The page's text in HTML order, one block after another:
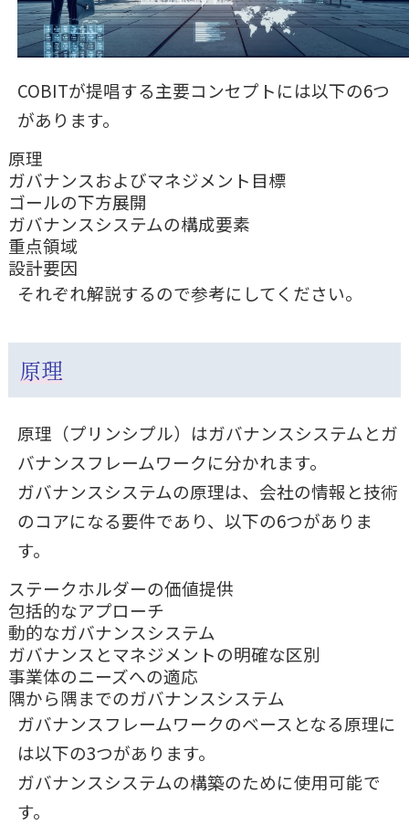
COBITが提唱する主要コンセプトには以下の6つ
があります。
原理
ガバナンスおよびマネジメント目標
ゴールの下方展開
ガバナンスシステムの構成要素
重点領域
設計要因
それぞれ解説するので参考にしてください。
原理
原理（プリンシプル）はガバナンスシステムとガ
バナンスフレームワークに分かれます。
ガバナンスシステムの原理は、会社の情報と技術
のコアになる要件であり、以下の6つがありま
す。
ステークホルダーの価値提供
包括的なアプローチ
動的なガバナンスシステム
ガバナンスとマネジメントの明確な区別
事業体のニーズへの適応
隅から隅までのガバナンスシステム
ガバナンスフレームワークのベースとなる原理に
は以下の3つがあります。
ガバナンスシステムの構築のために使用可能で
す。